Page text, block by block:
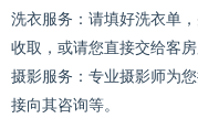
洗衣服务：请填好洗衣单
收取，或请您直接交给客房
摄影服务：专业摄影师为
接向其咨询等。